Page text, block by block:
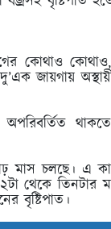
কোথাও কোথাও,
জায়গায়
অপরিবর্তিত
চলছে। এ
থেকে তিনটার
বৃষ্টিপাত।